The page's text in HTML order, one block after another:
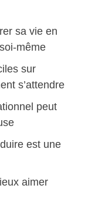
sa vie en
même
sur
s’attendre
peut
est une
aimer